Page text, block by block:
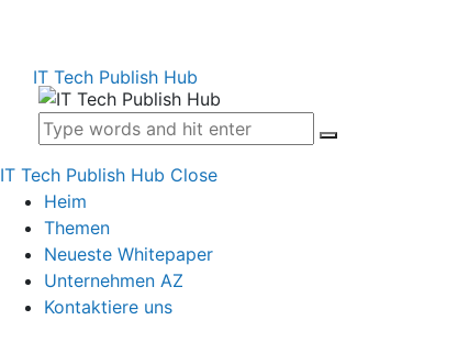
IT Tech Publish Hub
IT Tech Publish Hub Close
Heim
Themen
Neueste Whitepaper
Unternehmen AZ
Kontaktiere uns